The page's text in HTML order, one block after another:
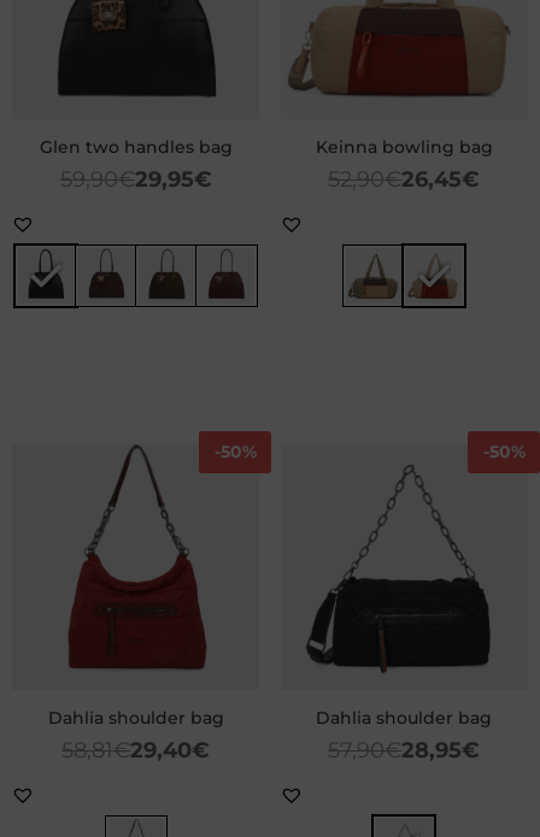
Glen two handles bag
59,90€29,95€
Keinna bowling bag
52,90€26,45€
-50%
Dahlia shoulder bag
58,81€29,40€
-50%
Dahlia shoulder bag
57,90€28,95€